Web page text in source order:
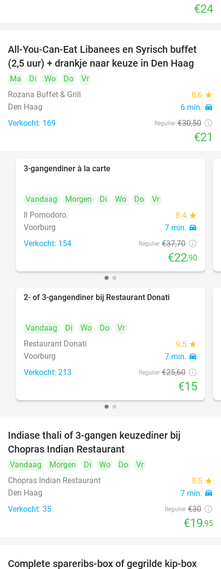
€24
31%
All-You-Can-Eat Libanees en Syrisch buffet
(2,5 uur) + drankje naar keuze in Den Haag
Ma Di Wo Do
Vr
Rozana Buffet & Grill
8.6 star
Den Haag 6 min. directions_car
Verkocht: 169 Regulier €30,50
€21
3-gangendiner à la carte
Vandaag Morgen Di Wo Do
Vr
Il Pomodoro.
8.4 star
Voorburg 7 min. directions_car
Verkocht: 154 Regulier €37,70
€22,90
2- of 3-gangendiner bij Restaurant Donati
Vandaag Di Wo Do
Vr
Restaurant Donati
9.5 star
Voorburg 7 min. directions_car
Verkocht: 213 Regulier €25,60
€15
Indiase thali of 3-gangen keuzediner bij
Chopras Indian Restaurant
Vandaag Morgen Di Wo Do
Vr
Chopras Indian Restaurant
9.5 star
Den Haag 7 min. directions_car
Verkocht: 35 Regulier €30
€19,95
Complete spareribs-box of gegrilde kip-box